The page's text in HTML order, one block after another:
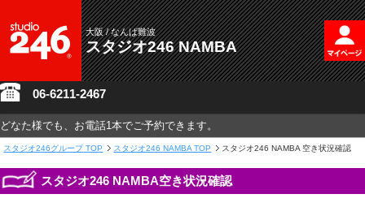
大阪 / なんば難波
スタジオ246 NAMBA
06-6211-2467
どなた様でも、お電話1本でご予約できます。
スタジオ246グループ TOP スタジオ246 NAMBA TOP スタジオ246 NAMBA 空き状況確認
スタジオ246 NAMBA空き状況確認